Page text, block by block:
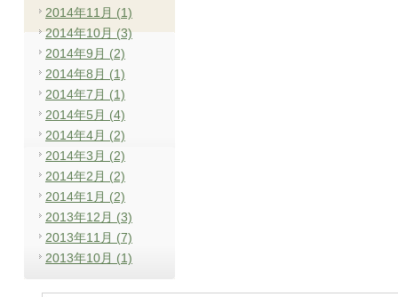
2014年11月 (1)
2014年10月 (3)
2014年9月 (2)
2014年8月 (1)
2014年7月 (1)
2014年5月 (4)
2014年4月 (2)
2014年3月 (2)
2014年2月 (2)
2014年1月 (2)
2013年12月 (3)
2013年11月 (7)
2013年10月 (1)